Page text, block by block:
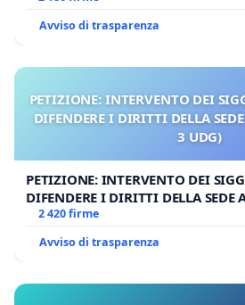
Avviso di trasparenza
PETIZIONE: INTERVENTO DEI
DIFENDERE I DIRITTI DELLA
3 UDG)
PETIZIONE: INTERVENTO DEI
DIFENDERE I DIRITTI DELLA SEDE
UDG)
2 420 firme
Avviso di trasparenza